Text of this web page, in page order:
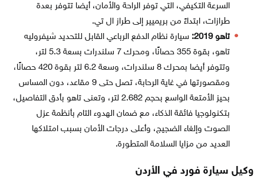
السرعة التكيفي، التي توفر الراحة والأمان، أيضا تتوفر بعدة
طرازات، ابتداءً من بريميير إلى طراز ال تي.
تاهو 2019:
سيارة نظام الدفع الرباعي القابل للتحديد شيفروليه
تاهو، بقوة 355 حصانًا، ومحرك 7 سلندرات بسعة 5.3 لتر،
وتتوفر أيضا بمحرك 8 سلندرات، وسعة 6.2 لتر بقوة 420 حصانًا،
ومقصورتها في غاية الرحابة، تصل حتى 9 مقاعد، دون المساس
بحيز الأمتعة الواسع بحجم 2.682 لتر، وتعنى تاهو بأدق التفاصيل،
بتكنولوجيا فائقة الذكاء، مع ضمان الهدوء التام بأنظمة عزل
الصوت وإلغاء الضجيج، وأعلى درجات الأمان بسبب امتلاكها
العديد من مزايا السلامة المتطورة.
وكيل سيارة فورد في الأردن